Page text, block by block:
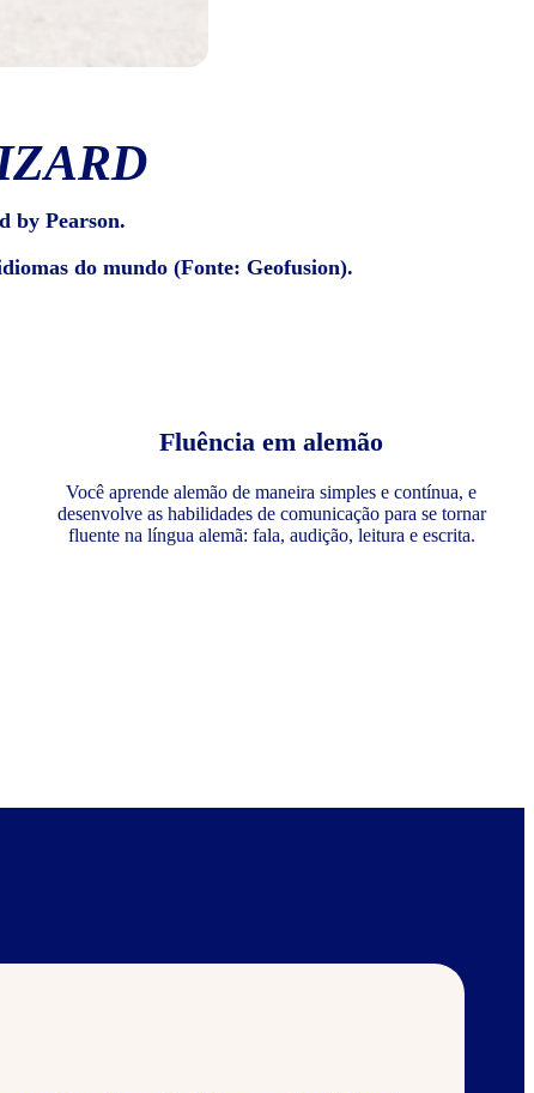
by Pearson.
do mundo (Fonte: Geofusion).
Fluência em alemão
Você aprende alemão de maneira simples e contínua, e
desenvolve as habilidades de comunicação para se tornar
fluente na língua alemã: fala, audição, leitura e escrita.